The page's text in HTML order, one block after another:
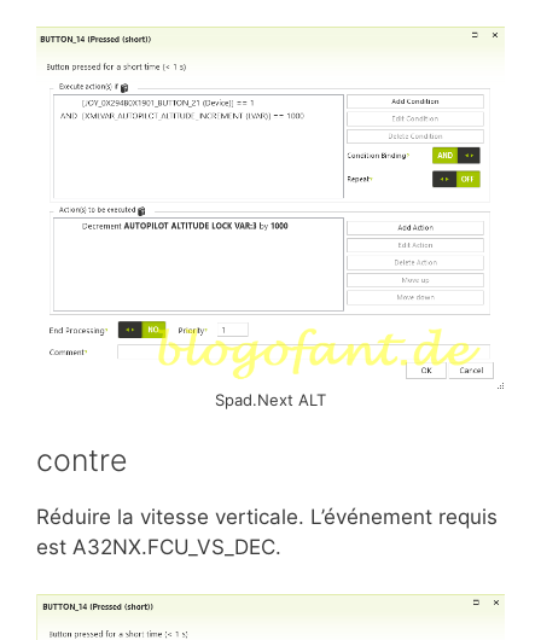
Spad.Next ALT
contre
Réduire la vitesse verticale. L’événement requis
est A32NX.FCU_VS_DEC.